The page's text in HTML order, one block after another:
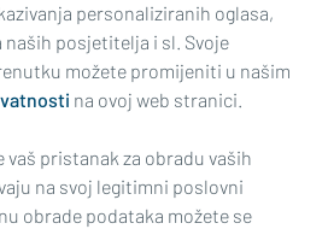
Politika privatnosti
Pritužbe Suradnici
personaliziranih oglasa,
posjetitelja i sl. Svoje
možete promijeniti u našim
na ovoj web stranici.
vaš pristanak za obradu vaših
na svoj legitimni poslovni
obrade podataka možete se